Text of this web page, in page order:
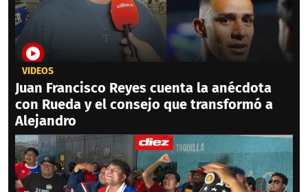
VIDEOS
Juan Francisco Reyes cuenta la anécdota
con Rueda y el consejo que transformó a
Alejandro